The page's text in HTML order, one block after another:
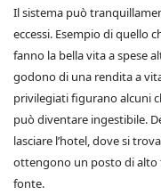
Il sistema può
eccessi. Esempio di quello
fanno la bella vita a spese
godono di una rendita a
privilegiati figurano alcuni
può diventare ingestibile.
lasciare l’hotel, dove si
ottengono un posto di alto
fonte.